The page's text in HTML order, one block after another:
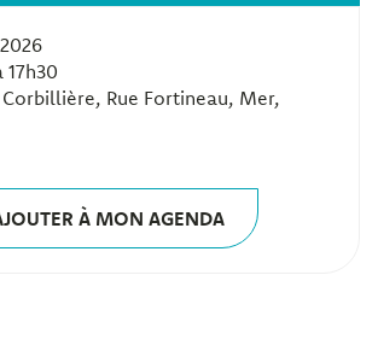
17h30
Rue Fortineau, Mer,
À MON AGENDA